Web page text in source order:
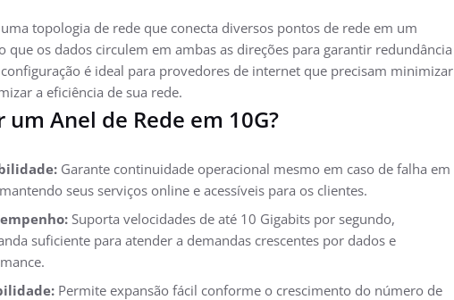
topologia de rede que conecta diversos pontos de rede em um
os dados circulem em ambas as direções para garantir redundância
é ideal para provedores de internet que precisam minimizar
a eficiência de sua rede.
um Anel de Rede em 10G?
Garante continuidade operacional mesmo em caso de falha em
seus serviços online e acessíveis para os clientes.
Suporta velocidades de até 10 Gigabits por segundo,
suficiente para atender a demandas crescentes por dados e
Permite expansão fácil conforme o crescimento do número de